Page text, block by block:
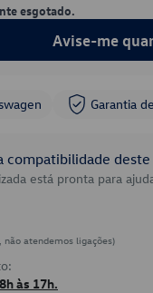
esgotado.
Avise-me
Garantia
compatibilidade
está pronta para
não atendemos ligações)
às 17h.